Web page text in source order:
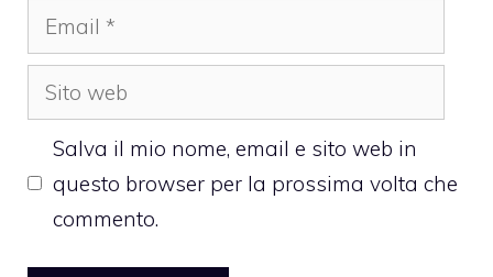
Email
Sito
web
Salva il mio nome, email e sito web in
questo browser per la prossima volta che
commento.